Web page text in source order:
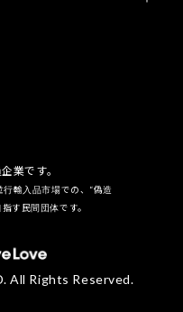
業です。
輸入品市場での、“偽造
す民間団体です。
All Rights Reserved.